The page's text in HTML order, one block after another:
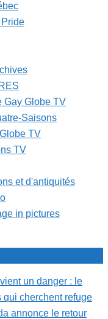
Gay Globe TV
Saisons
TV
TV
et d'antiquités
in pictures
un danger : le
cherchent refuge
annonce le retour